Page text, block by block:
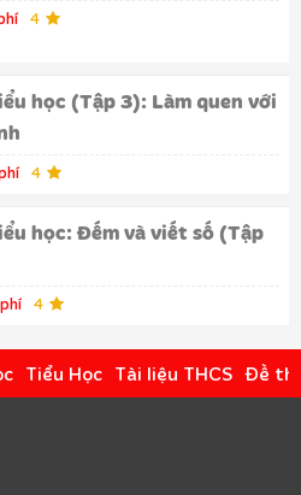
4
học (Tập 3): Làm quen với
4
học: Đếm và viết số (Tập
4
Tiểu Học Tài liệu THCS Đề thi